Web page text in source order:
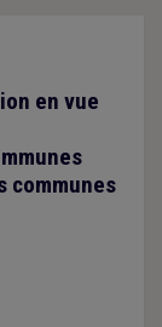
en vue
communes